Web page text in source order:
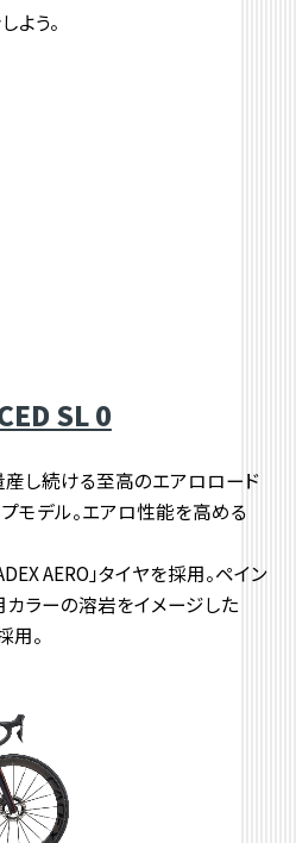
よう。
SL 0
し続ける至高のエアロロード
プモデル。エアロ性能を高める
AERO」タイヤを採用。ペイン
カラーの溶岩をイメージした
用。